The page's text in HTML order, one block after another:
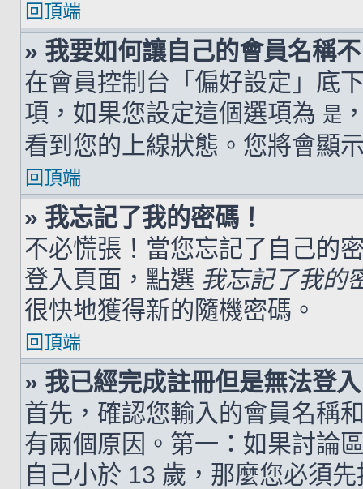
回頂端
» 我要如何讓自己的會員名稱
在會員控制台「偏好設定」底
項，如果您設定這個選項為 是
看到您的上線狀態。您將會顯
回頂端
» 我忘記了我的密碼！
不必慌張！當您忘記了自己的
登入頁面，點選 我忘記了我的
很快地獲得新的隨機密碼。
回頂端
» 我已經完成註冊但是無法登
首先，確認您輸入的會員名稱
有兩個原因。第一：如果討論
自己小於 13 歲，那麼您必須